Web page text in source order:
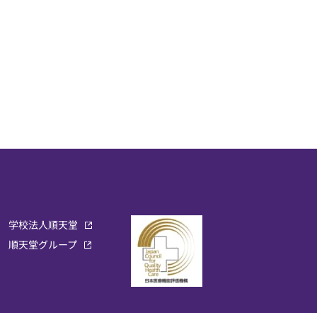
学校法人順天堂
順天堂グループ